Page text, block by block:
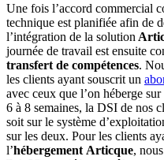
Une fois l’accord commercial
technique est planifiée afin de
l’intégration de la solution
journée de travail est ensuite
transfert de compétences.
les clients ayant souscrit un
avec ceux que l’on héberge
6 à 8 semaines, la DSI de nos
soit sur le système
sur les deux. Pour les clients
l’hébergement Articque,